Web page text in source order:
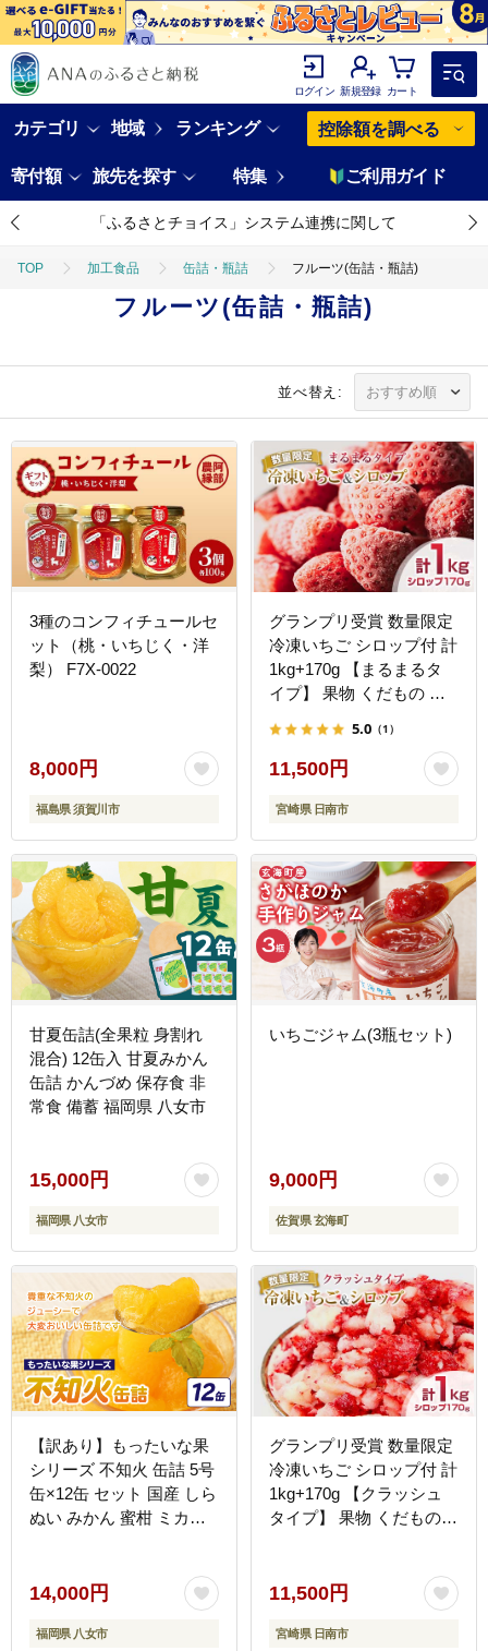
ログイン 新規登録 カート
カテゴリ 地域 ランキング 控除額を調べる
寄付額 旅先を探す 特集 ご利用ガイド
「ふるさとチョイス」システム連携に関して
TOP 加工食品 缶詰・瓶詰 フルーツ(缶詰・瓶詰)
フルーツ(缶詰・瓶詰)
並べ替え:
3種のコンフィチュールセ
ット（桃・いちじく・洋
梨） F7X-0022
8,000円
福島県 須賀川市
グランプリ受賞 数量限定
冷凍いちご シロップ付 計
1kg+170g 【まるまるタ
イプ】 果物 くだもの フ
ムージー イチゴジャム お
やつ デザート 詰め合わせ
小分け 産地直送 おすそ分
け 贈り物 ギフト 宮崎県
日南市 送料無料_BAV3-
24
5.0 （1）
11,500円
宮崎県 日南市
甘夏缶詰(全果粒 身割れ
混合) 12缶入 甘夏みかん
缶詰 かんづめ 保存食 非
常食 備蓄 福岡県 八女市
15,000円
福岡県 八女市
いちごジャム(3瓶セット)
9,000円
佐賀県 玄海町
【訳あり】もったいな果
シリーズ 不知火 缶詰 5号
缶×12缶 セット 国産 しら
ぬい みかん 蜜柑 ミカン
かんづめ フルーツ 果物
14,000円
福岡県 八女市
グランプリ受賞 数量限定
冷凍いちご シロップ付 計
1kg+170g 【クラッシュ
タイプ】 果物 くだもの
おやつ デザート 詰め合わ
せ 小分け 産地直送 おす
そ分け 贈り物 ギフト 宮
11,500円
宮崎県 日南市